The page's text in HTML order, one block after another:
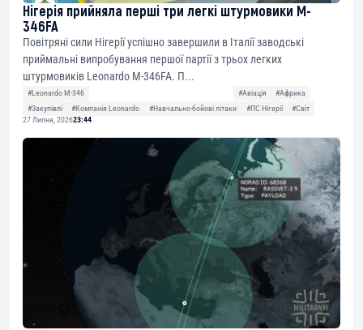
Нігерія прийняла перші три легкі штурмовики M-
346FA
Повітряні сили Нігерії успішно завершили в Італії заводські
приймальні випробування першої партії з трьох легких
штурмовиків Leonardo M-346FA. П...
#Leonardo M-346 #Авіація
#Африка
#Закупівлі
#Компанія Leonardo #Навчально-бойові літаки #ПС Нігерії
#Світ
27 Липня, 202623:44